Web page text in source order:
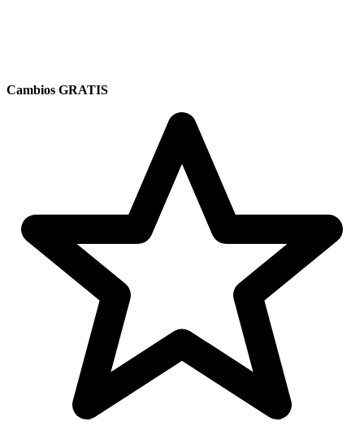
Cambios GRATIS